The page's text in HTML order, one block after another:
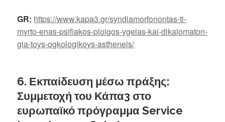
GR: https://www.kapa3.gr/syndiamorfonontas-ti-
myrto-enas-psifiakos-ploigos-ygeias-kai-dikaiomaton-
gia-toys-ogkologikoys-astheneis/
6. Εκπαίδευση μέσω πράξης:
Συμμετοχή του Κάπα3 στο
ευρωπαϊκό πρόγραμμα Service